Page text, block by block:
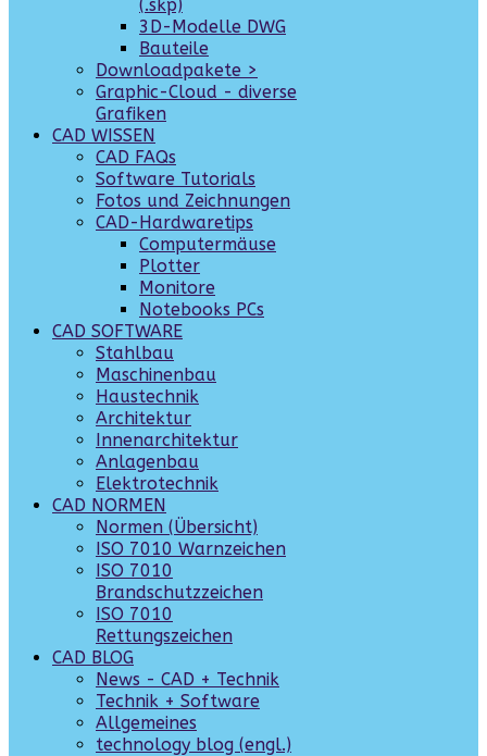
(.skp)
3D-Modelle DWG
Bauteile
Downloadpakete >
Graphic-Cloud - diverse
Grafiken
CAD WISSEN
CAD FAQs
Software Tutorials
Fotos und Zeichnungen
CAD-Hardwaretips
Computermäuse
Plotter
Monitore
Notebooks PCs
CAD SOFTWARE
Stahlbau
Maschinenbau
Haustechnik
Architektur
Innenarchitektur
Anlagenbau
Elektrotechnik
CAD NORMEN
Normen (Übersicht)
ISO 7010 Warnzeichen
ISO 7010
Brandschutzzeichen
ISO 7010
Rettungszeichen
CAD BLOG
News - CAD + Technik
Technik + Software
Allgemeines
technology blog (engl.)